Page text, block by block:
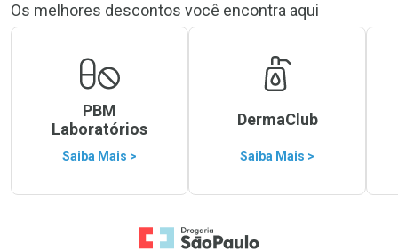
Os melhores descontos você encontra aqui
PBM
Laboratórios
Saiba Mais >
DermaClub
Saiba Mais >
Ir para a Home